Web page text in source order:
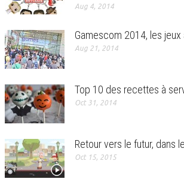
Aug 4, 2014
Gamescom 2014, les
Aug 21, 2014
Top 10 des recettes à
Oct 31, 2014
Retour vers le futur, dans
Oct 15, 2015